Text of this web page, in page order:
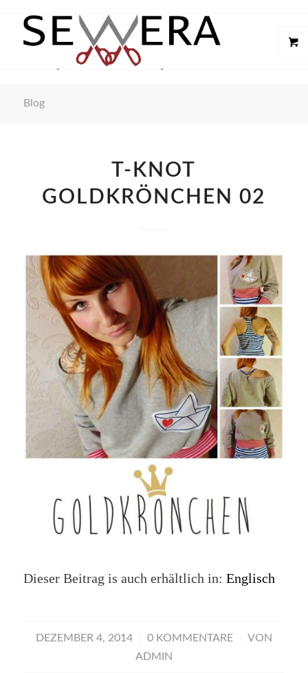
Blog
T-KNOT
GOLDKRÖNCHEN 02
Dieser Beitrag is auch erhältlich in: Englisch
DEZEMBER 4, 2014
/ 0 KOMMENTARE
/
VON
ADMIN